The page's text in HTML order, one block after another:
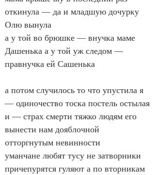
откинула — да и младшую дочурку
Олю вынула
а у той во брюшке — внучка маме
Дашенька а у той уж следом —
правнучка ей Сашенька
а потом случилось то что упустила я
— одиночество тоска постель остылая
и — страх смерти тяжко людям его
вынести нам дояблочной
отторгнутым невинности
уманчане любят тусу не затворники
причепурятся гуляют а по вторникам